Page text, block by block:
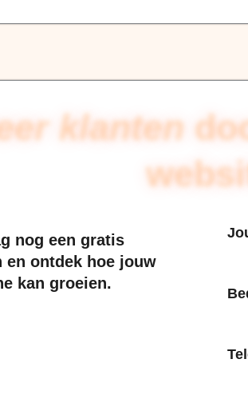
klanten
nog een gratis
en ontdek hoe jouw
kan groeien.